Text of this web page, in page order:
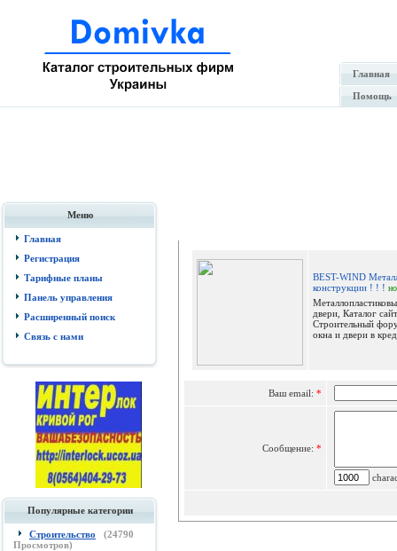
Главная
Помощь
Меню
Главная
Регистрация
Тарифные планы
Панель управления
Расширенный поиск
Связь с нами
Популярные категории
Строительство (24790
Просмотров)
BEST-WIND
конструкции ! ! !
двери, Каталог
Строительный
окна и двери в
Ваш email: *
Сообщение: *